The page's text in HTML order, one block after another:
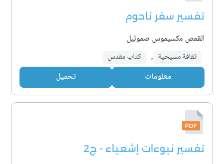
تفسير سفر ناحوم
القمص مكسيموس صموئيل
ثقافة مسيحية , كتاب مقدس
معلومات تحميل
تفسير نبوءات إشعياء - ج2